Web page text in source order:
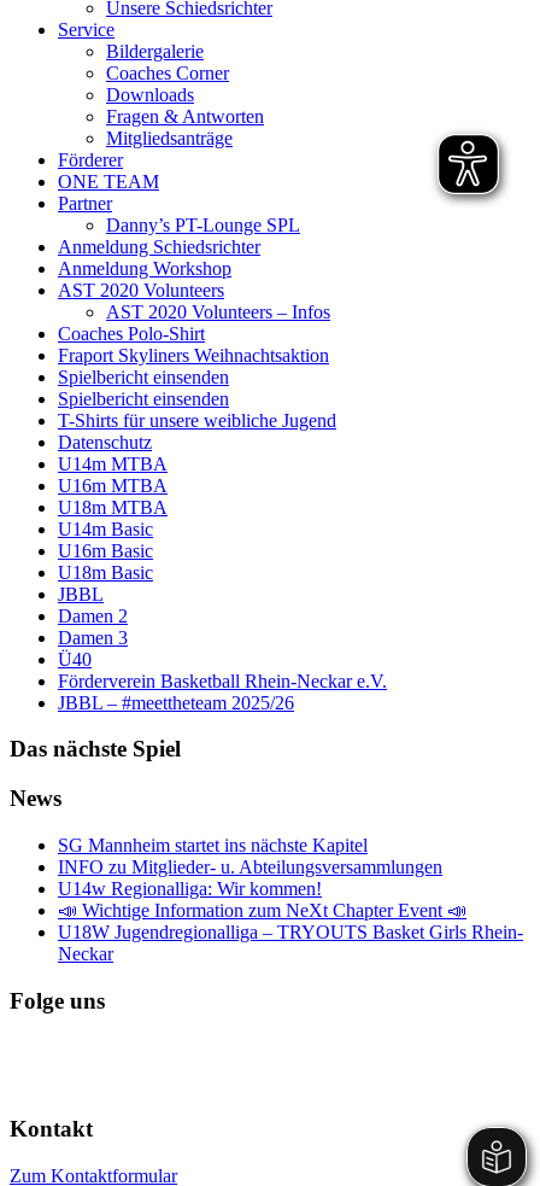
Unsere Schiedsrichter
Service
Bildergalerie
Coaches Corner
Downloads
Fragen & Antworten
Mitgliedsanträge
Förderer
ONE TEAM
Partner
Danny’s PT-Lounge SPL
Anmeldung Schiedsrichter
Anmeldung Workshop
AST 2020 Volunteers
AST 2020 Volunteers – Infos
Coaches Polo-Shirt
Fraport Skyliners Weihnachtsaktion
Spielbericht einsenden
Spielbericht einsenden
T-Shirts für unsere weibliche Jugend
Datenschutz
U14m MTBA
U16m MTBA
U18m MTBA
U14m Basic
U16m Basic
U18m Basic
JBBL
Damen 2
Damen 3
Ü40
Förderverein Basketball Rhein-Neckar e.V.
JBBL – #meettheteam 2025/26
Das nächste Spiel
News
SG Mannheim startet ins nächste Kapitel
INFO zu Mitglieder- u. Abteilungsversammlungen
U14w Regionalliga: Wir kommen!
📣 Wichtige Information zum NeXt Chapter Event 📣
U18W Jugendregionalliga – TRYOUTS Basket Girls Rhein-
Neckar
Folge uns
Kontakt
Zum Kontaktformular